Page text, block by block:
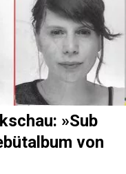
»Sub
von